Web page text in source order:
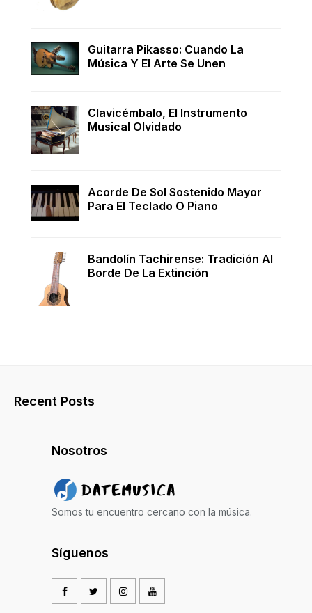
Guitarra Pikasso: Cuando La
Música Y El Arte Se Unen
Clavicémbalo, El Instrumento
Musical Olvidado
Acorde De Sol Sostenido Mayor
Para El Teclado O Piano
Bandolín Tachirense: Tradición Al
Borde De La Extinción
Recent Posts
Nosotros
Somos tu encuentro cercano con la música.
Síguenos